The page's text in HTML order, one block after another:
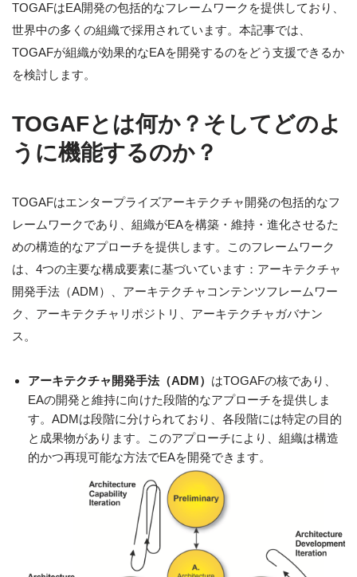
TOGAFはEA開発の包括的なフレームワークを提供しており、
世界中の多くの組織で採用されています。本記事では、
TOGAFが組織が効果的なEAを開発するのをどう支援できるか
を検討します。
TOGAFとは何か？そしてどのよ
うに機能するのか？
TOGAFはエンタープライズアーキテクチャ開発の包括的なフ
レームワークであり、組織がEAを構築・維持・進化させるた
めの構造的なアプローチを提供します。このフレームワーク
は、4つの主要な構成要素に基づいています：アーキテクチャ
開発手法（ADM）、アーキテクチャコンテンツフレームワー
ク、アーキテクチャリポジトリ、アーキテクチャガバナン
ス。
アーキテクチャ開発手法（ADM） はTOGAFの核であり、
EAの開発と維持に向けた段階的なアプローチを提供しま
す。ADMは段階に分けられており、各段階には特定の目的
と成果物があります。このアプローチにより、組織は構造
的かつ再現可能な方法でEAを開発できます。